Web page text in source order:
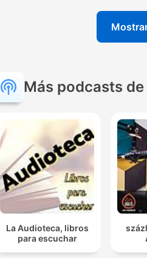
Más podcasts
La Audioteca, libros
para escuchar